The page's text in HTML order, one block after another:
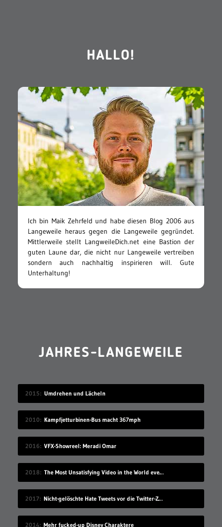
HALLO!
Ich bin Maik Zehrfeld und habe diesen Blog 2006 aus
Langeweile heraus gegen die Langeweile gegründet.
Mittlerweile stellt LangweileDich.net eine Bastion der
guten Laune dar, die nicht nur Langeweile vertreiben
sondern auch nachhaltig inspirieren will. Gute
Unterhaltung!
JAHRES-LANGEWEILE
2015 Umdrehen und Lächeln
2010 Kampfjetturbinen-Bus macht 367mph
2016 VFX-Showreel: Meradi Omar
2018 The Most Unsatisfying Video in the World ever made – part 2
2017 Nicht-gelöschte Hate Tweets vor die Twitter-Zentrale gesprüht
2014 Mehr fucked-up Disney Charaktere